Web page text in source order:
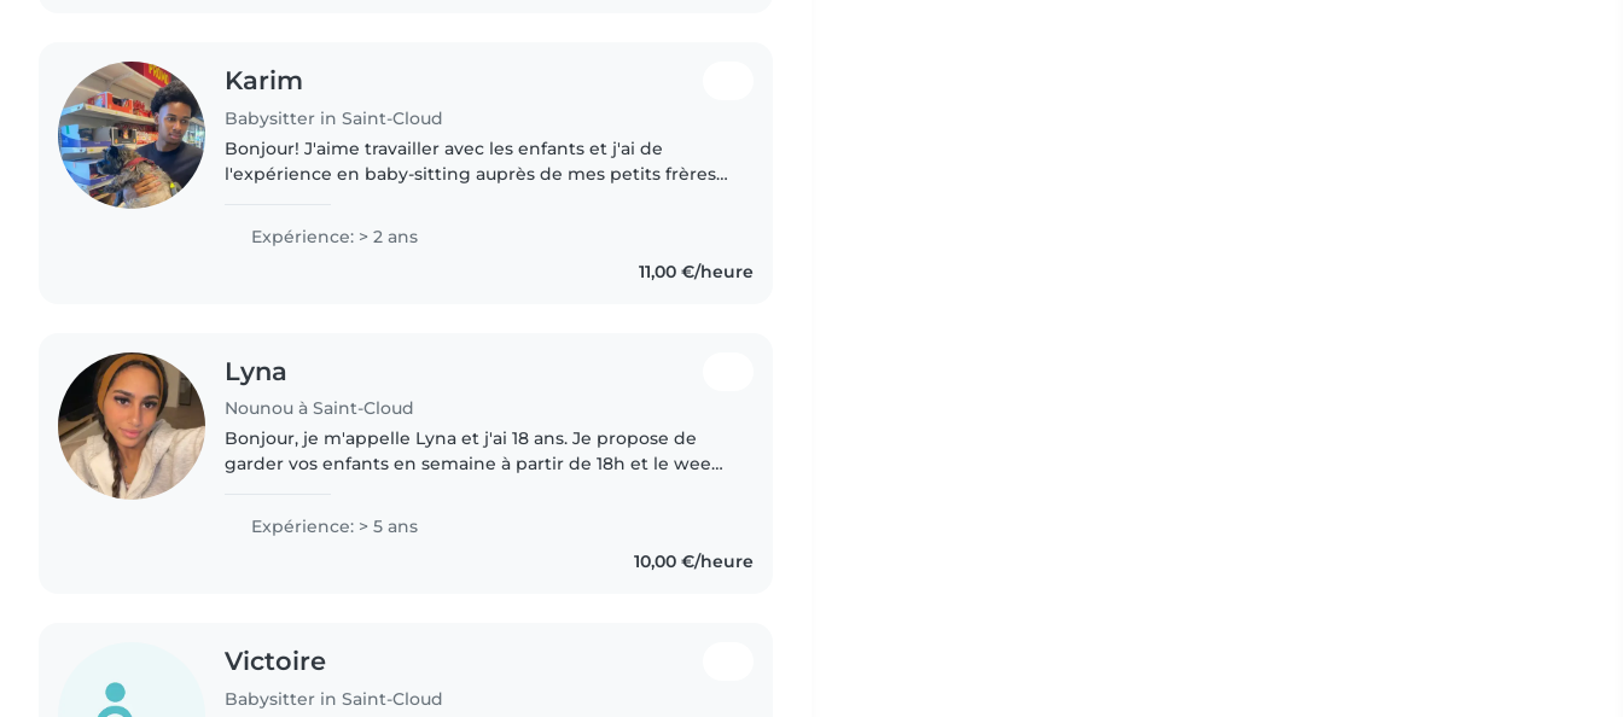
Karim
Babysitter in Saint-Cloud
Bonjour! J'aime travailler avec les enfants et j'ai de
l'expérience en baby-sitting auprès de mes petits frères
Expérience: > 2 ans
11,00 €/heure
Lyna
Nounou à Saint-Cloud
Bonjour, je m'appelle Lyna et j'ai 18 ans. Je propose de
garder vos enfants en semaine à partir de 18h et le week-
douce et très..
Expérience: > 5 ans
10,00 €/heure
Victoire
Babysitter in Saint-Cloud